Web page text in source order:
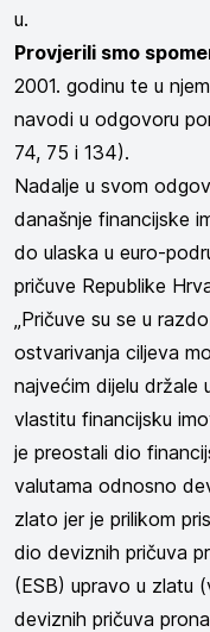
u.
Provjerili smo
2001. godinu te u
navodi u odgovoru
74, 75 i 134).
Nadalje u svom
današnje financijske
do ulaska u euro-
pričuve Republike
„Pričuve su se u
ostvarivanja ciljeva
najvećim dijelu držale
vlastitu financijsku
je preostali dio
valutama odnosno
zlato jer je prilikom
dio deviznih pričuva
(ESB) upravo u zlatu
deviznih pričuva